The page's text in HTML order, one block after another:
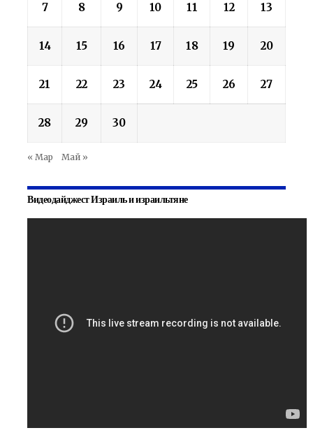
7 8 9 10 11 12 13
14 15 16 17 18 19 20
21 22 23 24 25 26 27
28 29 30
« Мар Май »
Видеодайджест Израиль и израильтяне